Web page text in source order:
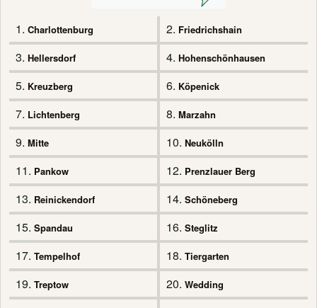
1. Charlottenburg 2. Friedrichshain
3. Hellersdorf 4. Hohenschönhausen
5. Kreuzberg 6. Köpenick
7. Lichtenberg 8. Marzahn
9. Mitte 10. Neukölln
11. Pankow 12. Prenzlauer Berg
13. Reinickendorf 14. Schöneberg
15. Spandau 16. Steglitz
17. Tempelhof 18. Tiergarten
19. Treptow 20. Wedding